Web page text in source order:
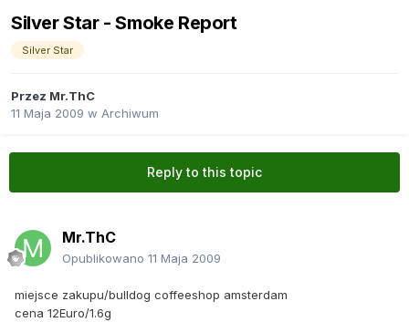
Silver Star - Smoke Report
Silver Star
Przez Mr.ThC
11 Maja 2009 w Archiwum
Reply to this topic
Mr.ThC
Opublikowano 11 Maja 2009
miejsce zakupu/bulldog coffeeshop amsterdam
cena 12Euro/1.6g